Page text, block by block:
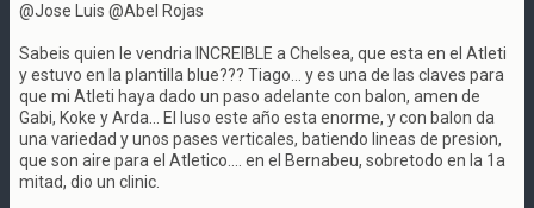
@Jose Luis @Abel Rojas
Sabeis quien le vendria INCREIBLE a Chelsea, que esta en el Atleti
y estuvo en la plantilla blue??? Tiago... y es una de las claves para
que mi Atleti haya dado un paso adelante con balon, amen de
Gabi, Koke y Arda... El luso este año esta enorme, y con balon da
una variedad y unos pases verticales, batiendo lineas de presion,
que son aire para el Atletico.... en el Bernabeu, sobretodo en la 1a
mitad, dio un clinic.